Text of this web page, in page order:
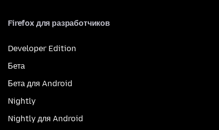
Firefox для разработчиков
Developer Edition
Бета
Бета для Android
Nightly
Nightly для Android